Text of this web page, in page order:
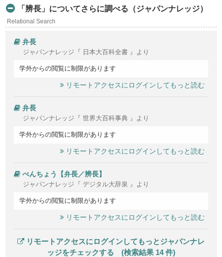
「辨長」についてさらに調べる（ジャパンナレッジ）
Relational Search
弁長
ジャパンナレッジ『 日本大百科全書 』より
学外からの閲覧に制限があります
リモートアクセスにログインしてもっと読む
弁長
ジャパンナレッジ『 世界大百科事典 』より
学外からの閲覧に制限があります
リモートアクセスにログインしてもっと読む
べんちょう【弁長／辨長】
ジャパンナレッジ『 デジタル大辞泉 』より
学外からの閲覧に制限があります
リモートアクセスにログインしてもっと読む
リモートアクセスにログインしてもっとジャパンナレ
ッジをチェックする (検索結果 14 件)